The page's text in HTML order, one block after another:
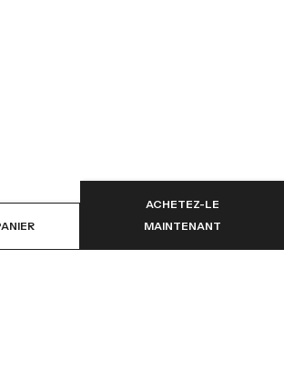
ACHETEZ-LE
MAINTENANT